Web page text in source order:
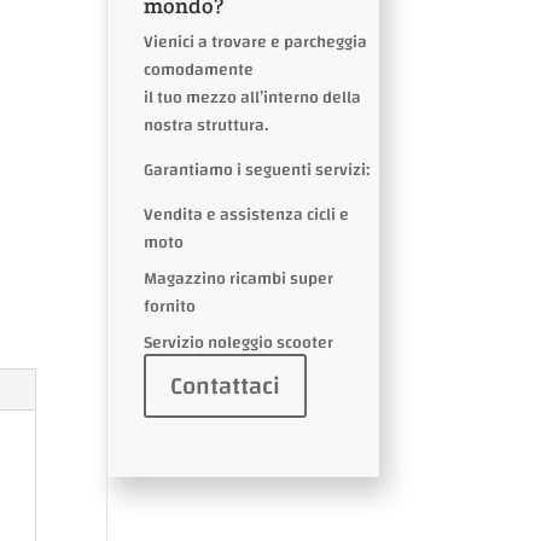
Vienici a trovare e parcheggia
comodamente
il tuo mezzo all’interno della
nostra struttura.
Garantiamo i seguenti servizi:
Vendita e assistenza cicli e
moto
Magazzino ricambi super
fornito
Servizio noleggio scooter
Contattaci